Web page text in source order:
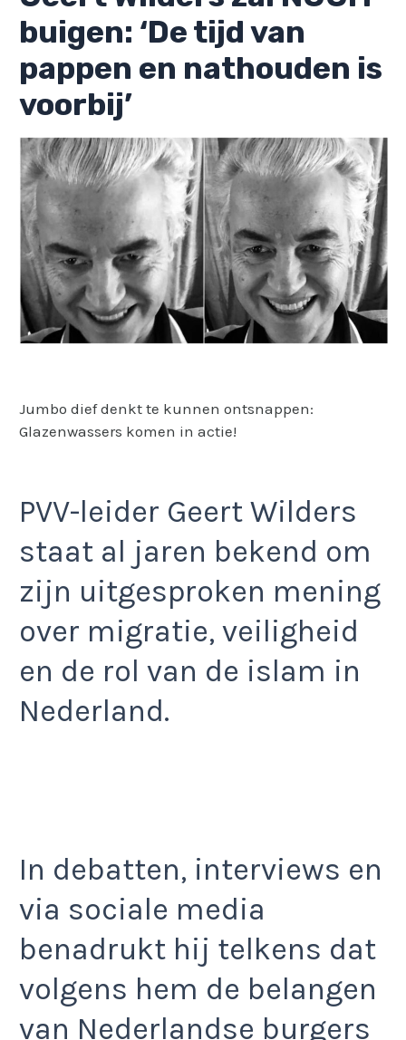
buigen: ‘De tijd van
pappen en nathouden is
voorbij’
Jumbo dief denkt te kunnen ontsnappen:
Glazenwassers komen in actie!
PVV-leider Geert Wilders
staat al jaren bekend om
zijn uitgesproken mening
over migratie, veiligheid
en de rol van de islam in
Nederland.
In debatten, interviews en
via sociale media
benadrukt hij telkens dat
volgens hem de belangen
van Nederlandse burgers